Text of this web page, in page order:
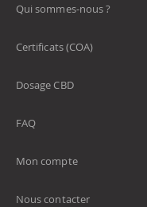
Qui sommes-nous ?
Certificats (COA)
Dosage CBD
FAQ
Mon compte
Nous contacter